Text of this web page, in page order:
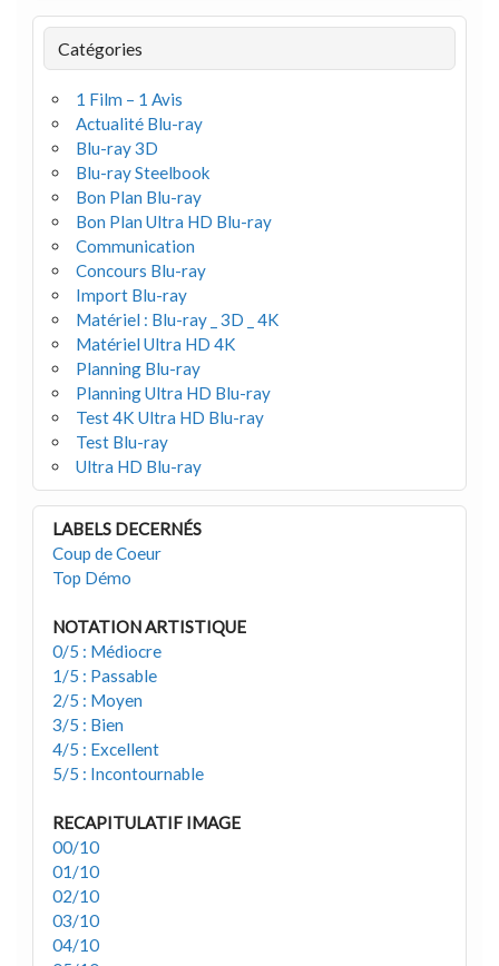
Catégories
1 Film – 1 Avis
Actualité Blu-ray
Blu-ray 3D
Blu-ray Steelbook
Bon Plan Blu-ray
Bon Plan Ultra HD Blu-ray
Communication
Concours Blu-ray
Import Blu-ray
Matériel : Blu-ray _ 3D _ 4K
Matériel Ultra HD 4K
Planning Blu-ray
Planning Ultra HD Blu-ray
Test 4K Ultra HD Blu-ray
Test Blu-ray
Ultra HD Blu-ray
LABELS DECERNÉS
Coup de Coeur
Top Démo
NOTATION ARTISTIQUE
0/5 : Médiocre
1/5 : Passable
2/5 : Moyen
3/5 : Bien
4/5 : Excellent
5/5 : Incontournable
RECAPITULATIF IMAGE
00/10
01/10
02/10
03/10
04/10